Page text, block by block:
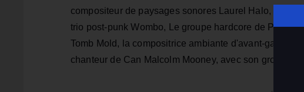
compositeur de paysages sonores Laurel Halo, le
trio post-punk Wombo, Le groupe hardcore de
Tomb Mold, la compositrice ambiante d'avant-garde
chanteur de Can Malcolm Mooney, avec son groupe